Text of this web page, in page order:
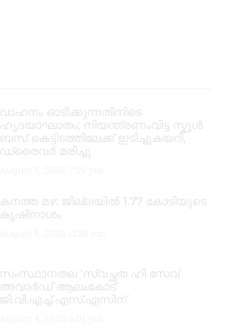
വാഹനം ഓടിക്കുന്നതിനിടെ
ഹൃദയാഘാതം; നിയന്ത്രണംവിട്ട സ്കൂൾ
ബസ് കെട്ടിടത്തിലേക്ക് ഇടിച്ചുകയറി,
ഡ്രൈവർ മരിച്ചു
കനത്ത മഴ: ജില്ലയിൽ 1.77 കോടിയുടെ
കൃഷിനാശം
സംസ്ഥാനതല ‘സ്വച്ഛത ഹി സേവ’
അവാർഡ് ആലംകോട്
ജി.വി.എച്ച്.എസ്.എസിന്